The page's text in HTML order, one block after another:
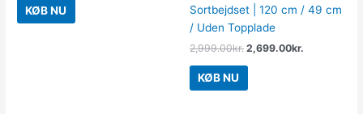
KØB NU
Sortbejdset | 120 cm / 49 cm
/ Uden Topplade
2,999.00kr. 2,699.00kr.
KØB NU